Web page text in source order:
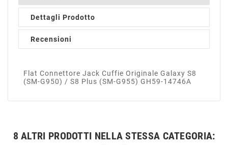
Dettagli Prodotto
Recensioni
Flat Connettore Jack Cuffie Originale Galaxy S8
(SM-G950) / S8 Plus (SM-G955) GH59-14746A
8 ALTRI PRODOTTI NELLA STESSA CATEGORIA: